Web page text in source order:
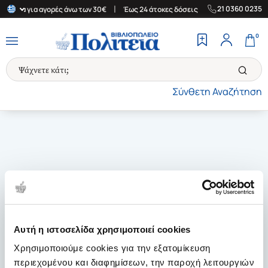
Αυτή η ιστοσελίδα χρησιμοποιεί cookies
Χρησιμοποιούμε cookies για την εξατομίκευση
περιεχομένου και διαφημίσεων, την παροχή λειτουργιών
για αγορές άνω των 30€ Έως 24 άτοκες δόσεις | Δωρεάν
21 0360 0235
Σύνθετη Αναζήτηση
0